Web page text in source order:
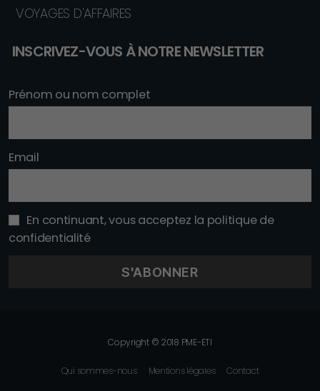
VOYAGES D'AFFAIRES
INSCRIVEZ-VOUS À NOTRE NEWSLETTER
Prénom ou nom complet
Email
En continuant, vous acceptez la politique de
confidentialité
Copyright © 2018 PME-ETI
Qui sommes-nous Mentions légales Contact